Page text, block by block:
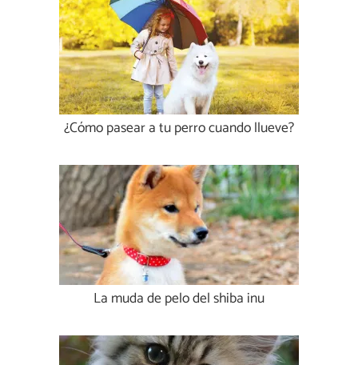
¿Cómo pasear a tu perro cuando llueve?
La muda de pelo del shiba inu